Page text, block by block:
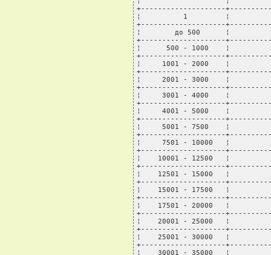
+--------------------
¦          1         ¦
+--------------------
¦        до 500      ¦
+--------------------
¦      500 - 1000    ¦
+--------------------
¦     1001 - 2000    ¦
+--------------------
¦     2001 - 3000    ¦
+--------------------
¦     3001 - 4000    ¦
+--------------------
¦     4001 - 5000    ¦
+--------------------
¦     5001 - 7500    ¦
+--------------------
¦     7501 - 10000   ¦
+--------------------
¦    10001 - 12500   ¦
+--------------------
¦    12501 - 15000   ¦
+--------------------
¦    15001 - 17500   ¦
+--------------------
¦    17501 - 20000   ¦
+--------------------
¦    20001 - 25000   ¦
+--------------------
¦    25001 - 30000   ¦
+--------------------
¦    30001 - 35000   ¦